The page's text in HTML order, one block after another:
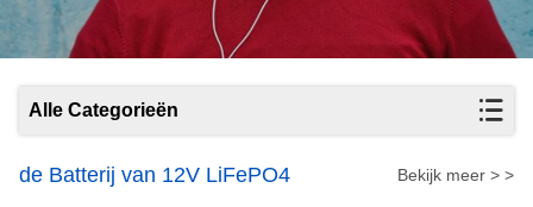
Alle Categorieën
de Batterij van 12V LiFePO4 Bekijk meer > >